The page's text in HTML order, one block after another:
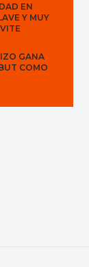
EN
Y MUY
GANA
COMO